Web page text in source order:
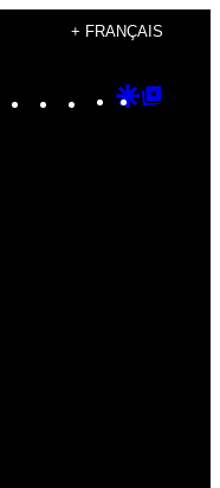
+ FRANÇAIS
Instagram
TikTok
YouTube
Google